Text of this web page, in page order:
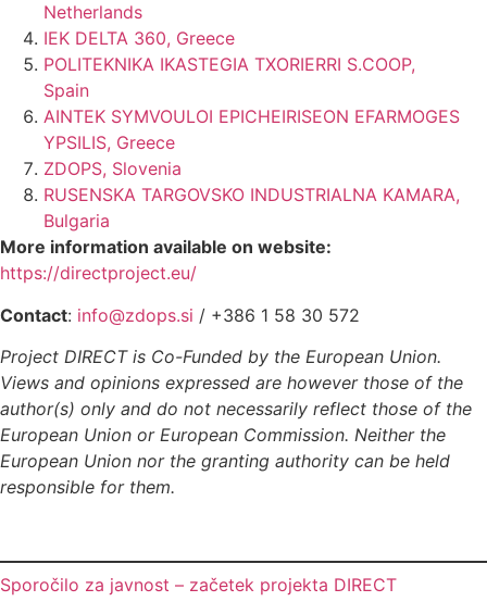
Netherlands
IEK DELTA 360, Greece
POLITEKNIKA IKASTEGIA TXORIERRI S.COOP,
Spain
AINTEK SYMVOULOI EPICHEIRISEON EFARMOGES
YPSILIS, Greece
ZDOPS, Slovenia
RUSENSKA TARGOVSKO INDUSTRIALNA KAMARA,
Bulgaria
More information available on website:
https://directproject.eu/
Contact: info@zdops.si / +386 1 58 30 572
Project DIRECT is Co-Funded by the European Union.
Views and opinions expressed are however those of the
author(s) only and do not necessarily reflect those of the
European Union or European Commission. Neither the
European Union nor the granting authority can be held
responsible for them.
Sporočilo za javnost – začetek projekta DIRECT